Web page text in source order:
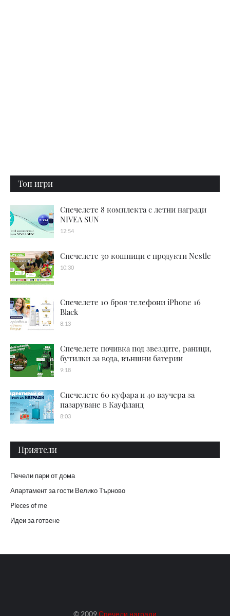
Топ игри
Спечелете 8 комплекта с летни награди
NIVEA SUN
12:54
Спечелете 30 кошници с продукти Nestle
10:30
Спечелете 10 броя телефони iPhone 16
Black
8:13
Спечелете почивка под звездите, раници,
бутилки за вода, външни батерии
9:18
Спечелете 60 куфара и 40 ваучера за
пазаруване в Кауфланд
8:03
Приятели
Печели пари от дома
Апартамент за гости Велико Търново
Pieces of me
Идеи за готвене
© 2009Спечели награди